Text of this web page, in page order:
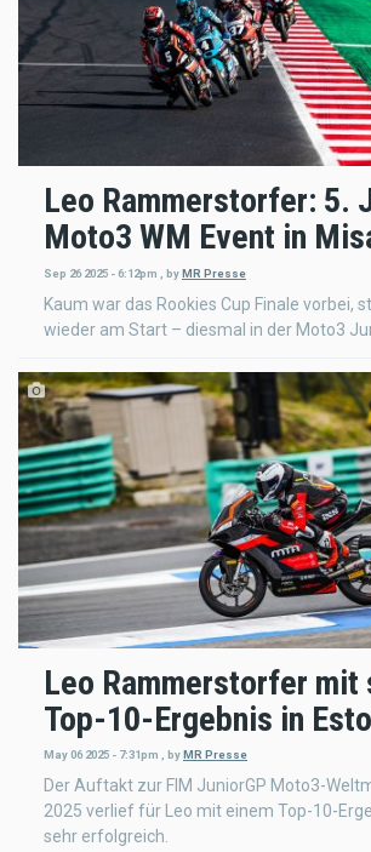
Leo Rammerstorfer: 5.
Moto3 WM Event in
Sep 26 2025 - 6:12pm byMR Presse
Kaum war das Rookies Cup Finale vorbei,
wieder am Start – diesmal in der Moto3
Leo Rammerstorfer mit
Top-10-Ergebnis in
May 06 2025 - 7:31pm byMR Presse
Der Auftakt zur FIM JuniorGP Moto3-
2025 verlief für Leo mit einem Top-10-
sehr erfolgreich.